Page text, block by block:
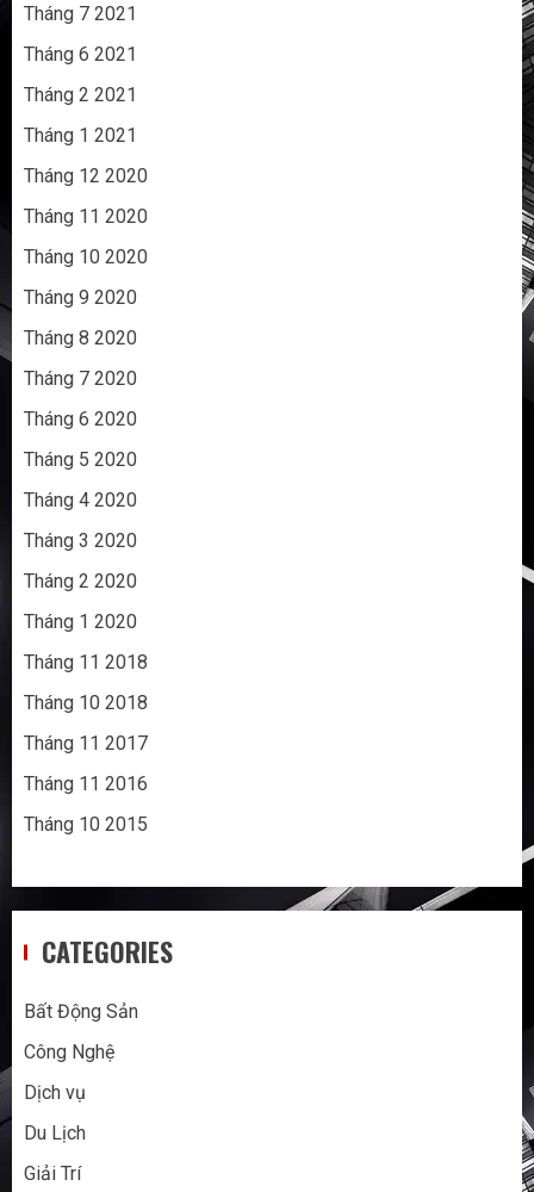
Tháng 7 2021
Tháng 6 2021
Tháng 2 2021
Tháng 1 2021
Tháng 12 2020
Tháng 11 2020
Tháng 10 2020
Tháng 9 2020
Tháng 8 2020
Tháng 7 2020
Tháng 6 2020
Tháng 5 2020
Tháng 4 2020
Tháng 3 2020
Tháng 2 2020
Tháng 1 2020
Tháng 11 2018
Tháng 10 2018
Tháng 11 2017
Tháng 11 2016
Tháng 10 2015
CATEGORIES
Bất Động Sản
Công Nghệ
Dịch vụ
Du Lịch
Giải Trí